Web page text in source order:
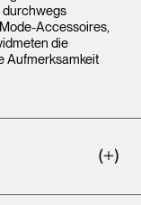
durchwegs
Accessoires,
die
Aufmerksamkeit